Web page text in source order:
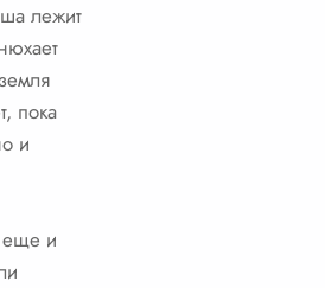
лежит
пока
и
еще и